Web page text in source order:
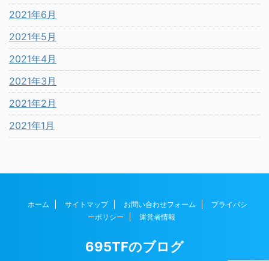
2021年6月
2021年5月
2021年4月
2021年3月
2021年2月
2021年1月
ホーム サイトマップ お問い合わせフォーム
プライバシ
ーポリシー
運営者情報
695TFのブログ